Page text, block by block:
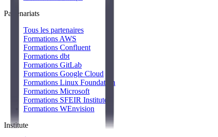
Partenariats
Tous les partenaires
Formations AWS
Formations Confluent
Formations dbt
Formations GitLab
Formations Google Cloud
Formations Linux Foundation
Formations Microsoft
Formations SFEIR Institute
Formations WEnvision
Institute